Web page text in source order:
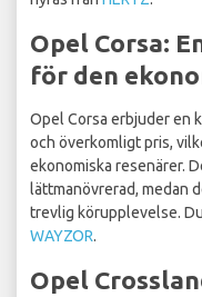
Opel Corsa:
för den
Opel Corsa erbjuder en
och överkomligt pris,
ekonomiska resenärer.
lättmanövrerad, medan
trevlig körupplevelse.
WAYZOR.
Opel